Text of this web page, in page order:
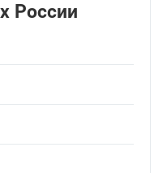
России